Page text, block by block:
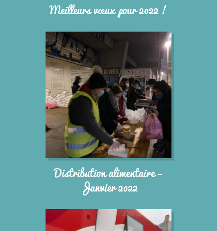
Meilleurs vœux pour 2022 !
Distribution alimentaire –
Janvier 2022